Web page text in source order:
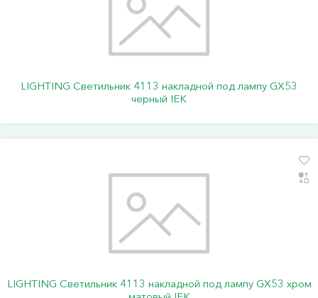
LIGHTING Светильник 4113 накладной под лампу GX53
черный IEK
LIGHTING Светильник 4113 накладной под лампу GX53 хром